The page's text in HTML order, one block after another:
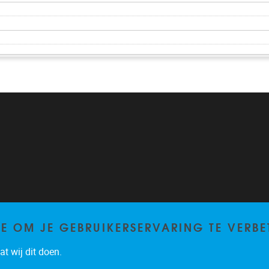
JE GEBRUIKERSERVARING TE
wij dit doen.